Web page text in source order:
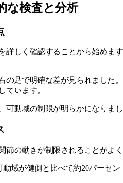
な検査と分析
詳しく確認することから始めま
の足で明確な差が見られまし
ています。
可動域の制限が明らかになりま
節の動きが制限されることがよ
域が健側と比べて約20パーセ